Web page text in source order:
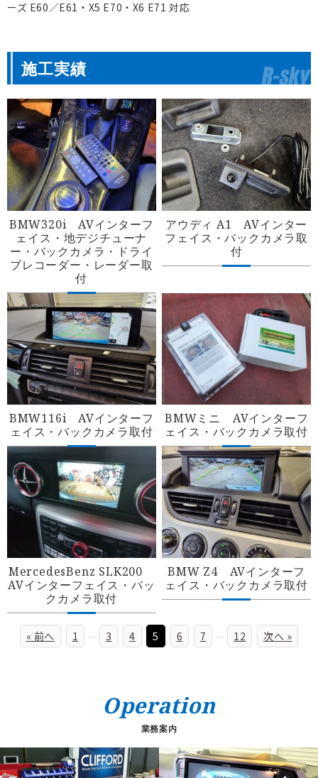
ーズ E60／E61・X5 E70・X6 E71 対応
施工実績
BMW320i AVインターフ
ェイス・地デジチューナ
ー・バックカメラ・ドライ
ブレコーダー・レーダー取
付
アウディ A1 AVインター
フェイス・バックカメラ取
付
BMW116i AVインターフ
ェイス・バックカメラ取付
BMWミニ AVインターフ
ェイス・バックカメラ取付
MercedesBenz SLK200
AVインターフェイス・バッ
クカメラ取付
BMW Z4 AVインターフ
ェイス・バックカメラ取付
« 前へ 1 … 3 4 5 6 7 … 12 次へ »
Operation
業務案内